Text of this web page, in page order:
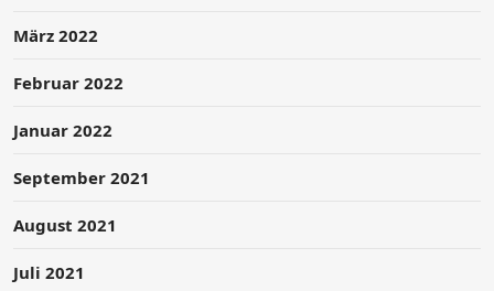
März 2022
Februar 2022
Januar 2022
September 2021
August 2021
Juli 2021